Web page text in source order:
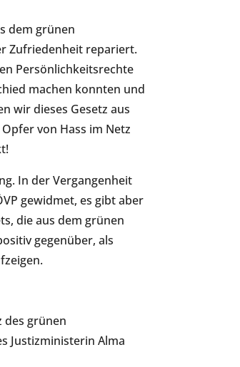
dem grünen
Zufriedenheit repariert.
Persönlichkeitsrechte
machen konnten und
wir dieses Gesetz aus
von Hass im Netz
In der Vergangenheit
gewidmet, es gibt aber
die aus dem grünen
gegenüber, als
des grünen
Justizministerin Alma